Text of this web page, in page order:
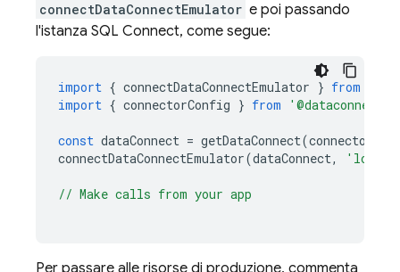
connectDataConnectEmulator e poi passando
l'istanza SQL Connect, come segue:
import { connectDataConnectEmulator } from
import { connectorConfig } from '@dataconnect/
const dataConnect = getDataConnect(
connectDataConnectEmulator(dataConnect,
// Make calls from your app
Per passare alle risorse di produzione, commenta